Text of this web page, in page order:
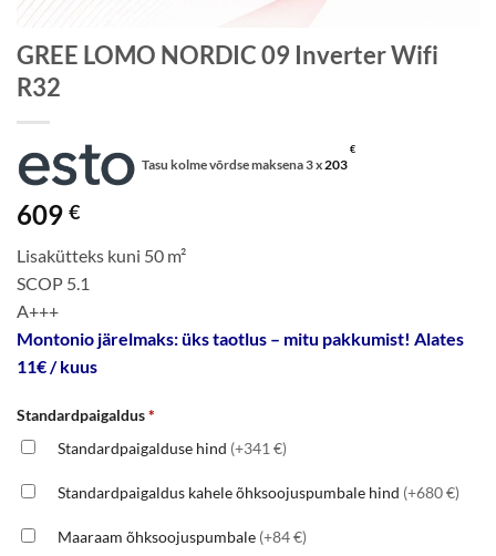
GREE LOMO NORDIC 09 Inverter Wifi
R32
Tasu kolme võrdse maksena 3 x 203
€
609 €
Lisakütteks kuni 50 m²
SCOP 5.1
A+++
Montonio järelmaks: üks taotlus – mitu pakkumist! Alates
11€ / kuus
Standardpaigaldus*
Standardpaigalduse hind (+341 €)
Standardpaigaldus kahele õhksoojuspumbale hind (+680 €)
Maaraam õhksoojuspumbale (+84 €)